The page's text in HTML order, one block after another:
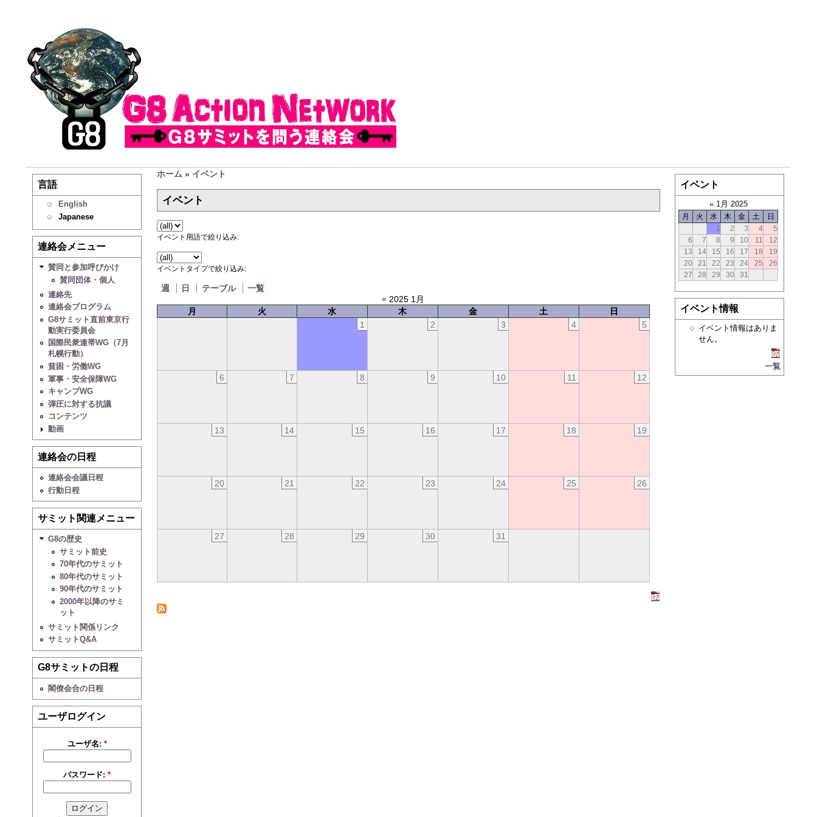
言語
English
Japanese
連絡会メニュー
賛同と参加呼びかけ
賛同団体・個人
連絡先
連絡会プログラム
G8サミット直前東京行
動実行委員会
国際民衆連帯WG（7月
札幌行動）
貧困・労働WG
軍事・安全保障WG
キャンプWG
弾圧に対する抗議
コンテンツ
動画
連絡会の日程
連絡会会議日程
行動日程
サミット関連メニュー
G8の歴史
サミット前史
70年代のサミット
80年代のサミット
90年代のサミット
2000年以降のサミ
ット
サミット関係リンク
サミットQ&A
G8サミットの日程
閣僚会合の日程
ユーザログイン
ユーザ名: *
パスワード:*
ホーム » イベント
イベント
イベント用語で絞り込み:
イベントタイプで絞り込み:
週 日 テーブル
一覧
« 2025 1月
月
火 水 木 金 土
日
1
2 3 4 5
6 7 8 9 10 11 12
13 14 15 16 17 18 19
20 21 22 23 24 25 26
27 28 29 30 31
イベント
« 1月 2025
月 火 水 木 金 土
日
1
2 3 4
5
6
7 8 9 10 11
12
13
14 15 16 17 18
19
20
21 22 23 24 25
26
27
28 29 30 31
イベント情報
イベント情報はありま
せん。
一覧